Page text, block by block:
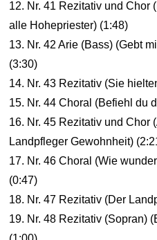
12. Nr. 41 Rezitativ und Chor
alle Hohepriester) (1:48)
13. Nr. 42 Arie (Bass) (Gebt
(3:30)
14. Nr. 43 Rezitativ (Sie
15. Nr. 44 Choral (Befiehl du
16. Nr. 45 Rezitativ und Chor
Landpfleger Gewohnheit)
17. Nr. 46 Choral (Wie
(0:47)
18. Nr. 47 Rezitativ (Der
19. Nr. 48 Rezitativ (Sopran)